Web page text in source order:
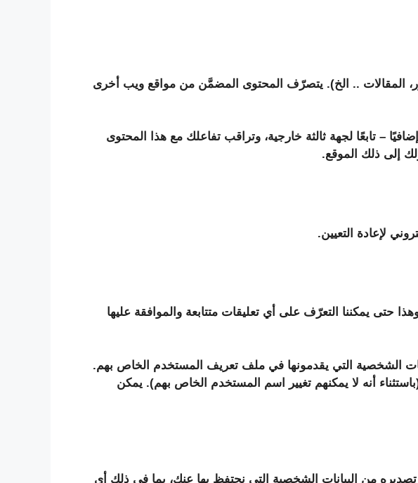
المقالات .. الخ). يتصرّف المحتوى المضمَّن من مواقع ويب أخرى
– تابعًا لجهة ثالثة خارجية، وتراقب تفاعلك مع هذا المحتوى
إلى ذلك الموقع.
حتى يمكننا التعرّف على أي تعليقات متتابعة والموافقة عليها
الشخصية التي يقدمونها في ملف تعريف المستخدم الخاص بهم.
أنه لا يمكنهم تغيير اسم المستخدم الخاص بهم). يمكن
من البيانات الشخصية التي نحتفظ بها عنك، بما في ذلك أي